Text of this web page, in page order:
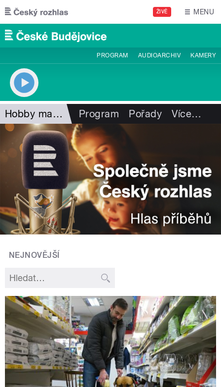
Přejít k hlavnímu obsahu
ŽIVĚ MENU
PROGRAM AUDIOARCHIV KAMERY
Hobby magazín Program Pořady Více…
NEJNOVĚJŠÍ